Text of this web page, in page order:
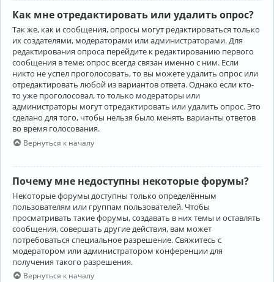
Как мне отредактировать или удалить опрос?
Так же, как и сообщения, опросы могут редактироваться только
их создателями, модераторами или администраторами. Для
редактирования опроса перейдите к редактированию первого
сообщения в теме; опрос всегда связан именно с ним. Если
никто не успел проголосовать, то вы можете удалить опрос или
отредактировать любой из вариантов ответа. Однако если кто-
то уже проголосовал, то только модераторы или
администраторы могут отредактировать или удалить опрос. Это
сделано для того, чтобы нельзя было менять варианты ответов
во время голосования.
Вернуться к началу
Почему мне недоступны некоторые форумы?
Некоторые форумы доступны только определённым
пользователям или группам пользователей. Чтобы
просматривать такие форумы, создавать в них темы и оставлять
сообщения, совершать другие действия, вам может
потребоваться специальное разрешение. Свяжитесь с
модератором или администратором конференции для
получения такого разрешения.
Вернуться к началу